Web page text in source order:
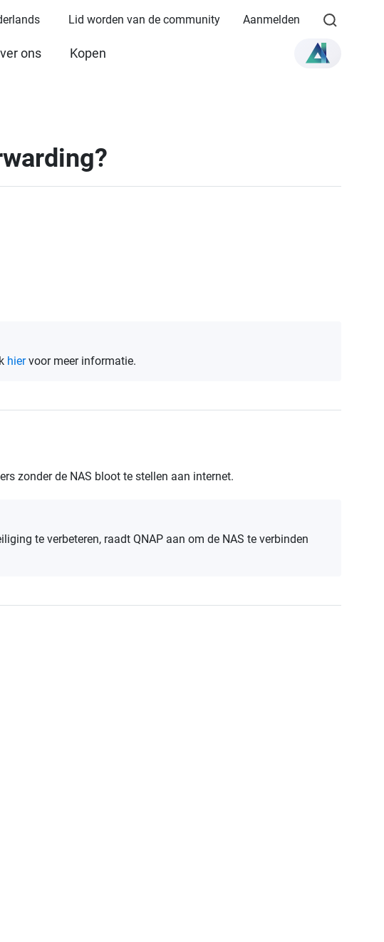
Lid worden van de community Aanmelden
ons Kopen
hiervoor meer informatie.
zonder de NAS bloot te stellen aan internet.
te verbeteren, raadt QNAP aan om de NAS te verbinden